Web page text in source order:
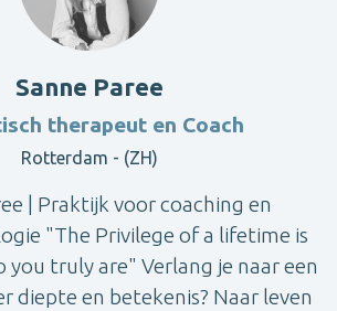
Sanne Paree
therapeut en Coach
Rotterdam - (ZH)
| Praktijk voor coaching en
"The Privilege of a lifetime is
you truly are" Verlang je naar een
diepte en betekenis? Naar leven